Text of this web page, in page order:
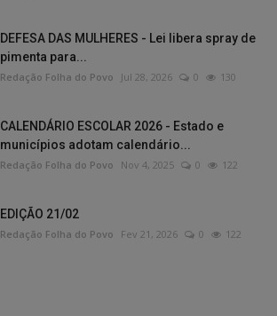
DEFESA DAS MULHERES - Lei libera spray de
pimenta para...
Redação Folha do Povo Jul 28, 2026 0 130
CALENDÁRIO ESCOLAR 2026 - Estado e
municípios adotam calendário...
Redação Folha do Povo Nov 4, 2025 0 122
EDIÇÃO 21/02
Redação Folha do Povo Fev 21, 2026 0 122